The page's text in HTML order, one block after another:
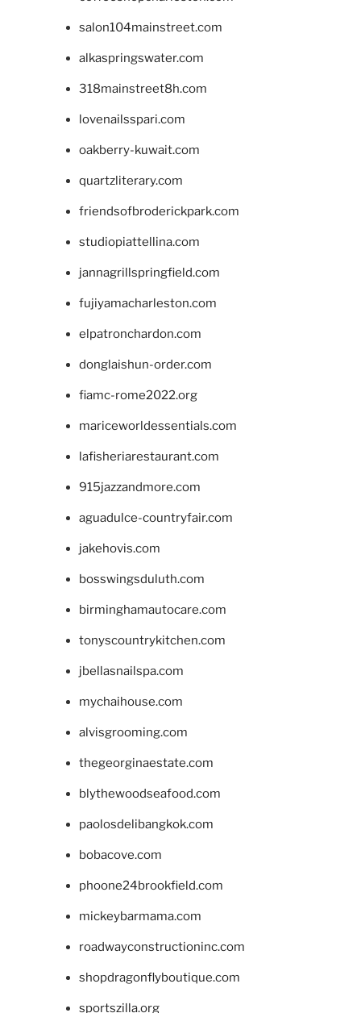
salon104mainstreet.com
alkaspringswater.com
318mainstreet8h.com
lovenailsspari.com
oakberry-kuwait.com
quartzliterary.com
friendsofbroderickpark.com
studiopiattellina.com
jannagrillspringfield.com
fujiyamacharleston.com
elpatronchardon.com
donglaishun-order.com
fiamc-rome2022.org
mariceworldessentials.com
lafisheriarestaurant.com
915jazzandmore.com
aguadulce-countryfair.com
jakehovis.com
bosswingsduluth.com
birminghamautocare.com
tonyscountrykitchen.com
jbellasnailspa.com
mychaihouse.com
alvisgrooming.com
thegeorginaestate.com
blythewoodseafood.com
paolosdelibangkok.com
bobacove.com
phoone24brookfield.com
mickeybarmama.com
roadwayconstructioninc.com
shopdragonflyboutique.com
sportszilla.org